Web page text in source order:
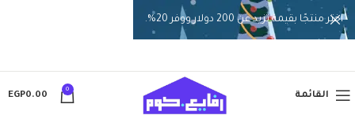
القائمة
0
EGP0.00
اختر منتجًا بقيمة تزيد عن 200 دولار ووفر 20%.